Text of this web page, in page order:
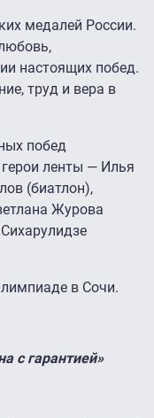
медалей России.
настоящих побед.
труд и вера в
побед
ленты — Илья
(биатлон),
Журова
в Сочи.
с гарантией»